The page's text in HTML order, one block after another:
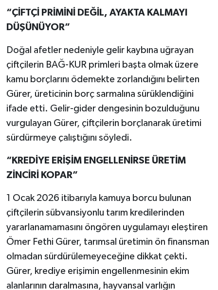
“ÇİFTÇİ PRİMİNİ DEĞİL, AYAKTA KALMAYI
DÜŞÜNÜYOR”
Doğal afetler nedeniyle gelir kaybına uğrayan
çiftçilerin BAĞ-KUR primleri başta olmak üzere
kamu borçlarını ödemekte zorlandığını belirten
Gürer, üreticinin borç sarmalına sürüklendiğini
ifade etti. Gelir-gider dengesinin bozulduğunu
vurgulayan Gürer, çiftçilerin borçlanarak üretimi
sürdürmeye çalıştığını söyledi.
“KREDİYE ERİŞİM ENGELLENİRSE ÜRETİM
ZİNCİRİ KOPAR”
1 Ocak 2026 itibarıyla kamuya borcu bulunan
çiftçilerin sübvansiyonlu tarım kredilerinden
yararlanamamasını öngören uygulamayı eleştiren
Ömer Fethi Gürer, tarımsal üretimin ön finansman
olmadan sürdürülemeyeceğine dikkat çekti.
Gürer, krediye erişimin engellenmesinin ekim
alanlarının daralmasına, hayvansal varlığın